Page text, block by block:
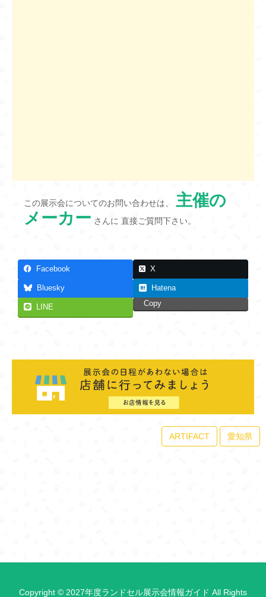
この展示会についてのお問い合わせは、 主催の
メーカー さんに 直接ご質問下さい。
Facebook X
Bluesky Hatena
LINE Copy
ARTIFACT 愛知県
Copyright © 2027年度ランドセル展示会情報ガイド All Rights